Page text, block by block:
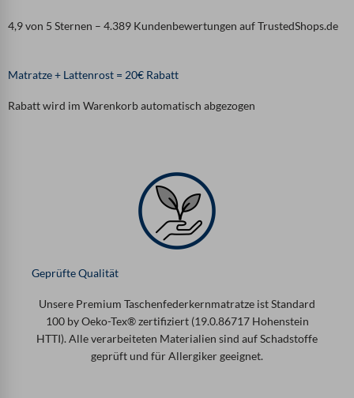
w
t
4
v
4,9 von 5 Sternen – 4.389 Kundenbewertungen auf TrustedShops.de
Matratze + Lattenrost = 20€ Rabatt
Rabatt wird im Warenkorb automatisch abgezogen
Geprüfte Qualität
Unsere Premium Taschenfederkernmatratze ist Standard
100 by Oeko-Tex® zertifiziert (19.0.86717 Hohenstein
HTTI). Alle verarbeiteten Materialien sind auf Schadstoffe
geprüft und für Allergiker geeignet.